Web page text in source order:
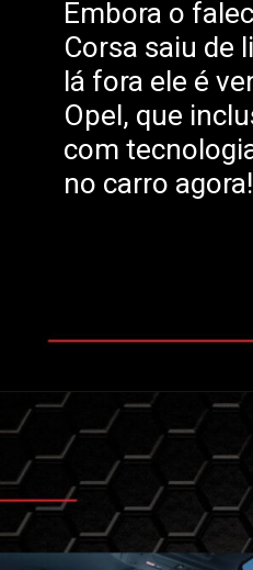
Embora o
Corsa saiu de
lá fora ele é
Opel, que
com
no carro agora!